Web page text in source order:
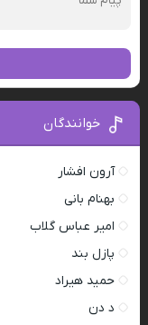
خوانندگان
آرون افشار
بهنام بانی
امیر عباس گلاب
پازل بند
حمید هیراد
د دن